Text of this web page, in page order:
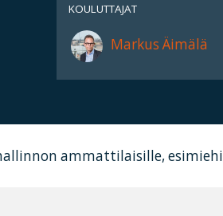
KOULUTTAJAT
Markus Äimälä
ammattilaisille,